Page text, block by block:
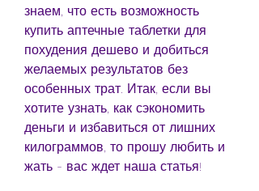
знаем, что есть возможность
купить аптечные таблетки для
похудения дешево и добиться
желаемых результатов без
особенных трат. Итак, если вы
хотите узнать, как сэкономить
деньги и избавиться от лишних
килограммов, то прошу любить и
жать - вас ждет наша статья!